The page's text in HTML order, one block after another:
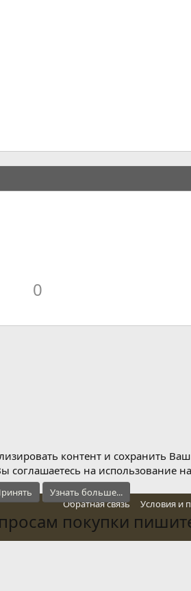
t
0
o
Обратная связь Условия и
контент и сохранить Ваш
соглашаетесь на использование
Узнать больше...
покупки